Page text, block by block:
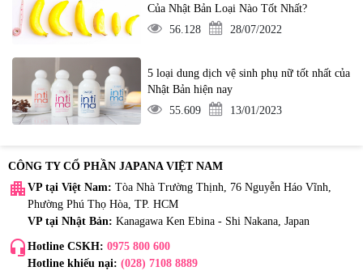
Của Nhật Bản Loại Nào Tốt Nhất?
56.128
28/07/2022
5 loại dung dịch vệ sinh phụ nữ tốt nhất của
Nhật Bản hiện nay
55.609
13/01/2023
CÔNG TY CỔ PHẦN JAPANA VIỆT NAM
apartment VP tại Việt Nam: Tòa Nhà Trường Thịnh, 76 Nguyễn Háo Vĩnh,
Phường Phú Thọ Hòa, TP. HCM
VP tại Nhật Bản: Kanagawa Ken Ebina - Shi Nakana, Japan
headset_mic Hotline CSKH: 0975 800 600
Hotline khiếu nại: (028) 7108 8889